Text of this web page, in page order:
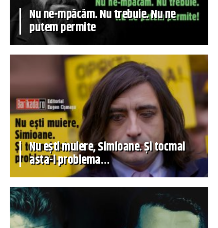
Nu ne-mpăcăm. Nu trebuie. Nu ne
putem permite
Nu ești muiere, Simioane. Și tocmai
asta-i problema…